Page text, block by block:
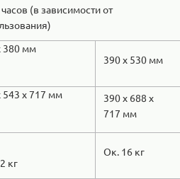
(в зависимости от
380 мм
390 x 530 мм
543 x 717 мм
390 x 688 x
717 мм
кг
Ок. 16 кг